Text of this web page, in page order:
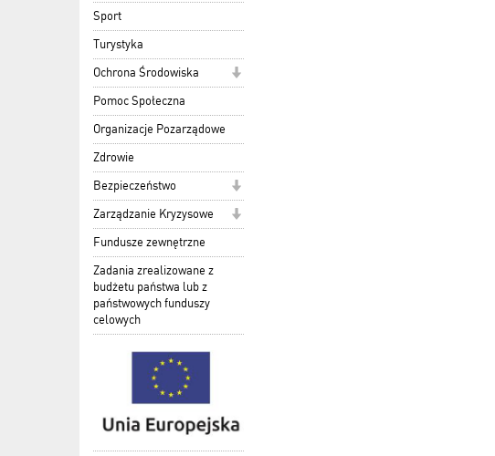
Sport
Turystyka
Ochrona Środowiska
Pomoc Społeczna
Organizacje Pozarządowe
Zdrowie
Bezpieczeństwo
Zarządzanie Kryzysowe
Fundusze zewnętrzne
Zadania zrealizowane z
budżetu państwa lub z
państwowych funduszy
celowych